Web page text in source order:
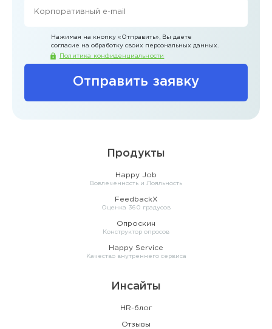
Отправить заявку
Нажимая на кнопку «Отправить» , Вы даете
согласие на обработку своих персональных данных.
Политика конфиденциальности
Продукты
Happy Job
Вовлеченность и Лояльность
FeedbackX
Оценка 360 градусов
Опроскин
Конструктор опросов
Happy Service
Качество внутреннего сервиса
Инсайты
HR-блог
Отзывы